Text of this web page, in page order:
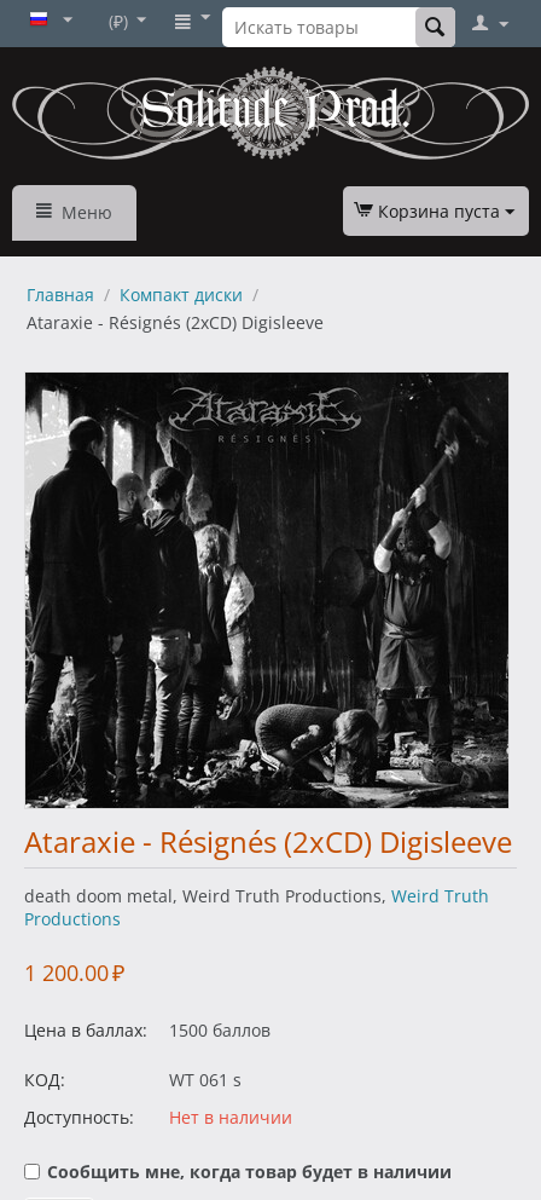
(₽)
Меню Корзина пуста
Главная / Компакт диски /
Ataraxie - Résignés (2xCD) Digisleeve
Ataraxie - Résignés (2xCD) Digisleeve
death doom metal, Weird Truth Productions, Weird Truth
Productions
1 200.00₽
Цена в баллах: 1500 баллов
КОД:
WT 061 s
Доступность:
Нет в наличии
Сообщить мне, когда товар будет в наличии